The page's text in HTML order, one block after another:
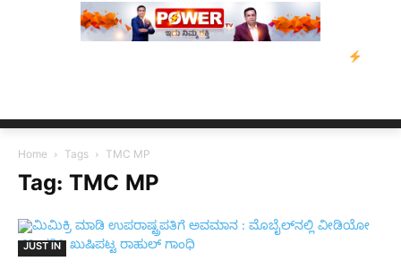
ನ್ಯೂಸ್
Home Tags TMC MP
Tag: TMC MP
JUST IN